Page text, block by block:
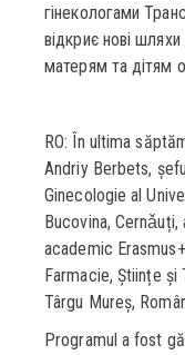
гінекологами
відкриє нові
матерям та дітям
RO: În ultima
Andriy Berbets,
Ginecologie al
Bucovina,
academic
Farmacie, Științe și
Târgu Mureș,
Programul a fost